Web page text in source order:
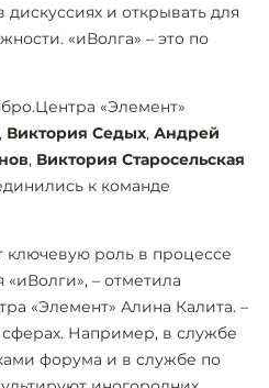
дискуссиях и открывать для
«иВолга» – это по
«Элемент»
, Виктория Седых, Андрей
, Виктория Старосельская
к команде
роль в процессе
– отметила
«Элемент» Алина Калита. –
сферах. Например, в службе
форума и в службе по